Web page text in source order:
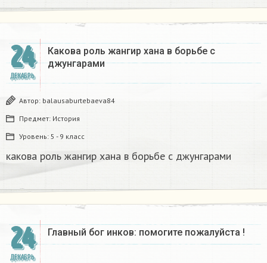
24
ДЕКАБРЬ
Какова роль жангир хана в борьбе с
джунгарами​
Автор: balausaburtebaeva84
Предмет: История
Уровень: 5 - 9 класс
какова роль жангир хана в борьбе с джунгарами​
24
ДЕКАБРЬ
Главный бог инков: помогите пожалуйста !